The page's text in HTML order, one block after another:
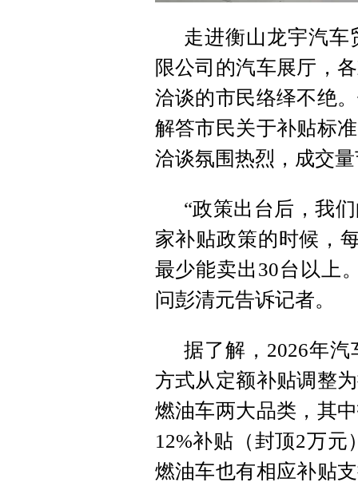
走进衡山龙宇汽
限公司的汽车展厅，
洽谈的市民络绎不绝
解答市民关于补贴标
洽谈氛围热烈，成交
“政策出台后，我
家补贴政策的时候，
最少能卖出30台以上
问彭清元告诉记者。
据了解，2026年
方式从定额补贴调整
燃油车两大品类，其
12%补贴（封顶2万
燃油车也有相应补贴